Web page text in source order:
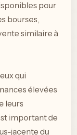
pour
bourses,
similaire à
qui
élevées
leurs
important de
jacente du